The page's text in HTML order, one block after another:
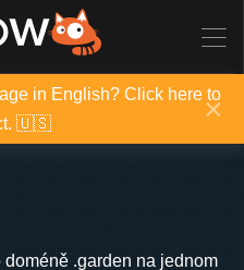
in English? Click here to
🇺🇸
×
.garden na jednom